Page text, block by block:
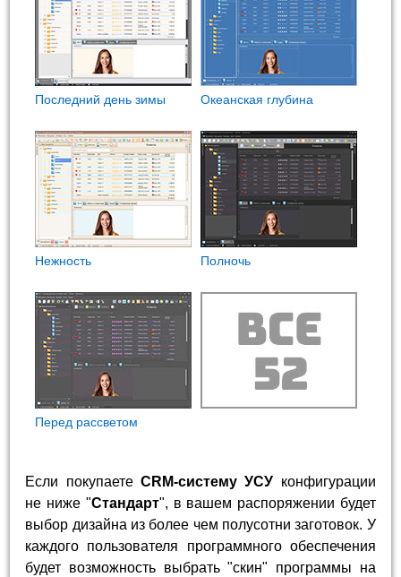
Последний день зимы Океанская глубина
Нежность Полночь
Перед рассветом
Если покупаете CRM-систему УСУ конфигурации
не ниже "Стандарт", в вашем распоряжении будет
выбор дизайна из более чем полусотни заготовок. У
каждого пользователя программного обеспечения
будет возможность выбрать "скин" программы на